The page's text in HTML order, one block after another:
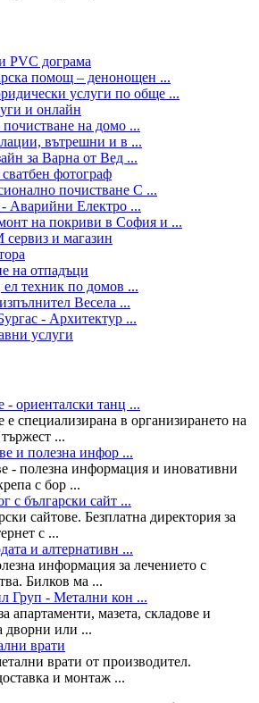
PVC дограма
помощ – денонощен ...
услуги по обще ...
и онлайн
на домо ...
вътрешни и в ...
за Варна от Вед ...
фотограф
почистване С ...
Аварийни Електро ...
на покриви в София и ...
и магазин
на отпадъци
ел техник по домов ...
Весела ...
- Архитектур ...
услуги
- ориенталски танц ...
специализирана в организирането на
...
и полезна инфор ...
- полезна информация и иновативни
с бор ...
с български сайт ...
сайтове. Безплатна директория за
с ...
и алтернативн ...
информация за лечението с
Билков ма ...
Груп - Метални кон ...
апартаменти, мазета, складове и
дворни или ...
врати
врати от производител.
и монтаж ...